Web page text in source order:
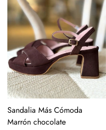
Sandalia Más Cómoda
Marrón chocolate